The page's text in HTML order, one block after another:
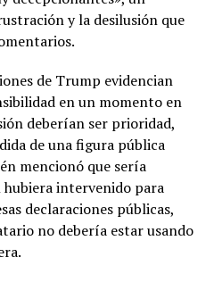
y la desilusión que
de Trump evidencian
en un momento en
deberían ser prioridad,
de una figura pública
mencionó que sería
hubiera intervenido para
declaraciones públicas,
no debería estar usando